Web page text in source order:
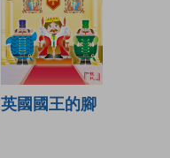
英國國王的腳